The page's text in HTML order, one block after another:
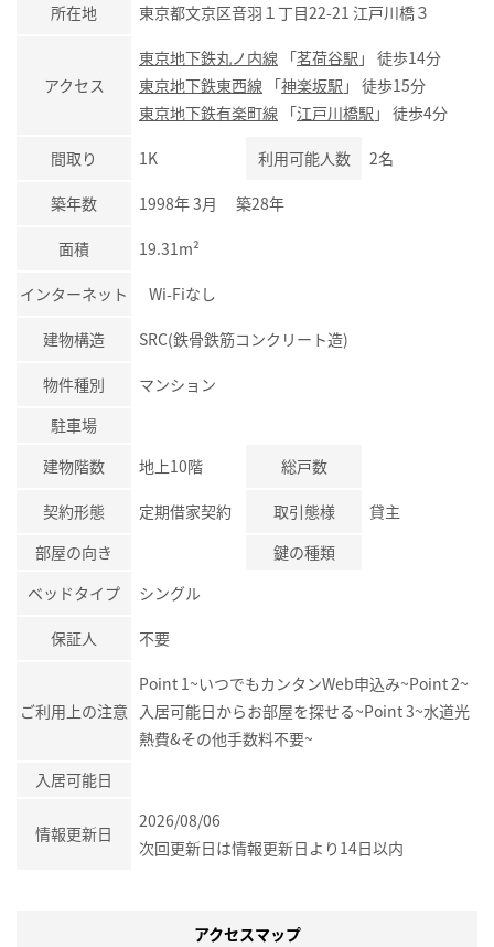
所在地 東京都文京区音羽１丁目22-21 江戸川橋３
アクセス
東京地下鉄丸ノ内線 「茗荷谷駅 」 徒歩14分
東京地下鉄東西線 「神楽坂駅 」 徒歩15分
東京地下鉄有楽町線 「江戸川橋駅 」 徒歩4分
間取り 1K 利用可能人数 2名
築年数 1998年 3月 築28年
面積 19.31m²
インターネット Wi-Fiなし
建物構造 SRC(鉄骨鉄筋コンクリート造)
物件種別
マンション
駐車場
建物階数
地上10階 総戸数
契約形態 定期借家契約 取引態様
貸主
部屋の向き
鍵の種類
ベッドタイプ
シングル
保証人 不要
ご利用上の注意
Point 1~いつでもカンタンWeb申込み~Point 2~
入居可能日からお部屋を探せる~Point 3~水道光
熱費&その他手数料不要~
入居可能日
情報更新日
2026/08/06
次回更新日は情報更新日より14日以内
アクセスマップ